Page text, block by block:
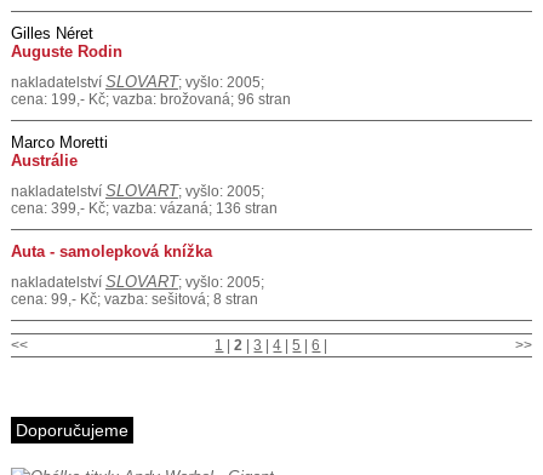
Gilles Néret
Auguste Rodin
nakladatelství SLOVART; vyšlo: 2005;
cena: 199,- Kč; vazba: brožovaná; 96 stran
Marco Moretti
Austrálie
nakladatelství SLOVART; vyšlo: 2005;
cena: 399,- Kč; vazba: vázaná; 136 stran
Auta - samolepková knížka
nakladatelství SLOVART; vyšlo: 2005;
cena: 99,- Kč; vazba: sešitová; 8 stran
<< >>
1 |2 |3 |4 |5 |6
Doporučujeme